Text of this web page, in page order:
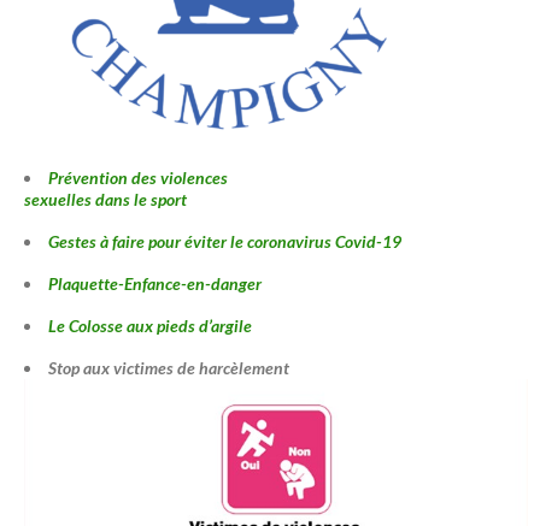
Prévention des violences
sexuelles dans le sport
Gestes à faire pour éviter le coronavirus Covid-19
Plaquette-Enfance-en-danger
Le Colosse aux pieds d’argile
Stop aux victimes de harcèlement